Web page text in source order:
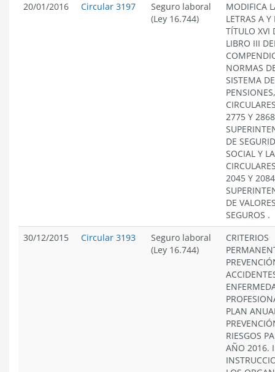
20/01/2016
Circular 3197
Seguro laboral
(Ley 16.744)
MODIFICA
LETRAS A Y
TÍTULO XVI
LIBRO III
NORMAS
SISTEMA DE
2775 Y
DE
SOCIAL Y
2045 Y
DE
SEGUROS .
30/12/2015
Circular 3193
Seguro laboral
(Ley 16.744)
CRITERIOS
PLAN
RIESGOS
AÑO 2016.